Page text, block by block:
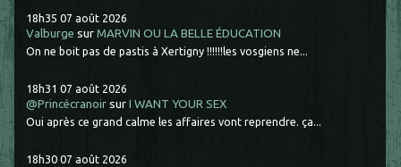
18h35 07 août 2026
Valburge surMARVIN OU LA BELLE ÉDUCATION
On ne boit pas de pastis à Xertigny !!!!!!les vosgiens ne...
18h31 07 août 2026
@Princécranoir surI WANT YOUR SEX
Oui après ce grand calme les affaires vont reprendre. ça...
18h30 07 août 2026